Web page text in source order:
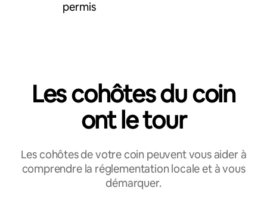
permis
Les cohôtes du coin
ont le tour
Les cohôtes de votre coin peuvent vous aider à
comprendre la réglementation locale et à vous
démarquer.